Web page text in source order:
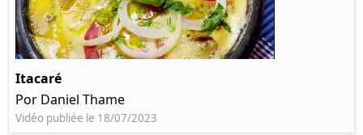
Itacaré
Por Daniel Thame
Vidéo publiée le 18/07/2023